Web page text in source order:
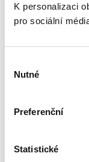
K personalizaci
pro sociální
souhlasu
Nutné
Preferenční
Statistické